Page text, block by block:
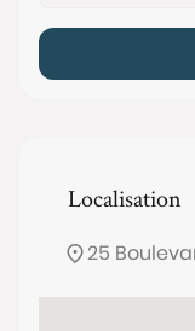
Localisation
25